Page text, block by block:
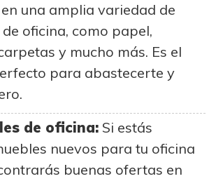
una amplia variedad de
oficina, como papel,
y mucho más. Es el
para abastecerte y
de oficina:Si estás
nuevos para tu oficina
buenas ofertas en